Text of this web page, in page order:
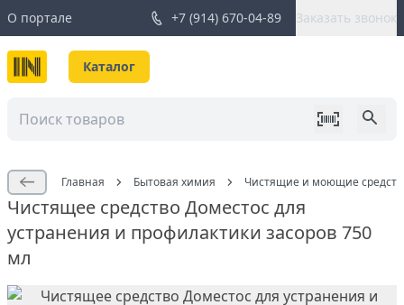
О портале +7 (914) 670-04-89 Заказать звонок
Каталог
Главная Бытовая химия Чистящие и моющие
Чистящее средство Доместос для
устранения и профилактики засоров 750
мл